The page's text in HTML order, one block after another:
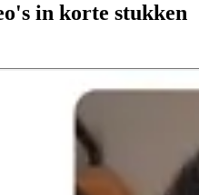
in korte stukken